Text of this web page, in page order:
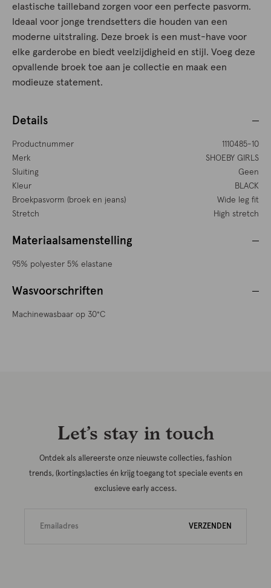
elastische tailleband zorgen voor een perfecte pasvorm.
Ideaal voor jonge trendsetters die houden van een
moderne uitstraling. Deze broek is een must-have voor
elke garderobe en biedt veelzijdigheid en stijl. Voeg deze
opvallende broek toe aan je collectie en maak een
modieuze statement.
Details
Productnummer
1110485-10
Merk
SHOEBY GIRLS
Sluiting
Geen
Kleur
BLACK
Broekpasvorm (broek en jeans)
Wide leg fit
Stretch
High stretch
Materiaalsamenstelling
95% polyester 5% elastane
Wasvoorschriften
Machinewasbaar op 30°C
Let’s stay in touch
Ontdek als allereerste onze nieuwste collecties, fashion
trends, (kortings)acties én krijg toegang tot speciale events en
exclusieve early access.
VERZENDEN